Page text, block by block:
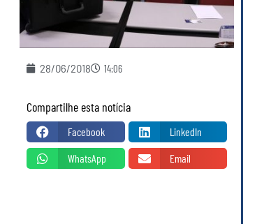
28/06/2018 14:06
Compartilhe esta notícia
Facebook
LinkedIn
WhatsApp
Email